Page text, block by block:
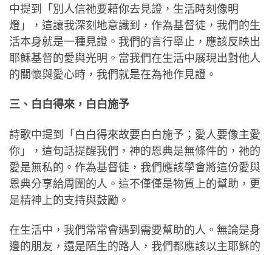
中提到「別人信祂要藉你去見證，生活時刻像明
燈」，這讓我深刻地意識到，作為基督徒，我們的生
活本身就是一種見證。我們的言行舉止，應該反映出
耶穌基督的愛與光明。當我們在生活中展現出對他人
的關懷與愛心時，我們就是在為祂作見證。
三、白白得來，白白施予
詩歌中提到「白白得來故要白白施予；愛人要像主愛
你」，這句話提醒我們，神的恩典是無條件的，祂的
愛是無私的。作為基督徒，我們應該學會將這份愛與
恩典分享給周圍的人。這不僅僅是物質上的幫助，更
是精神上的支持與鼓勵。
在生活中，我們常常會遇到需要幫助的人。無論是身
邊的朋友，還是陌生的路人，我們都應該以主耶穌的